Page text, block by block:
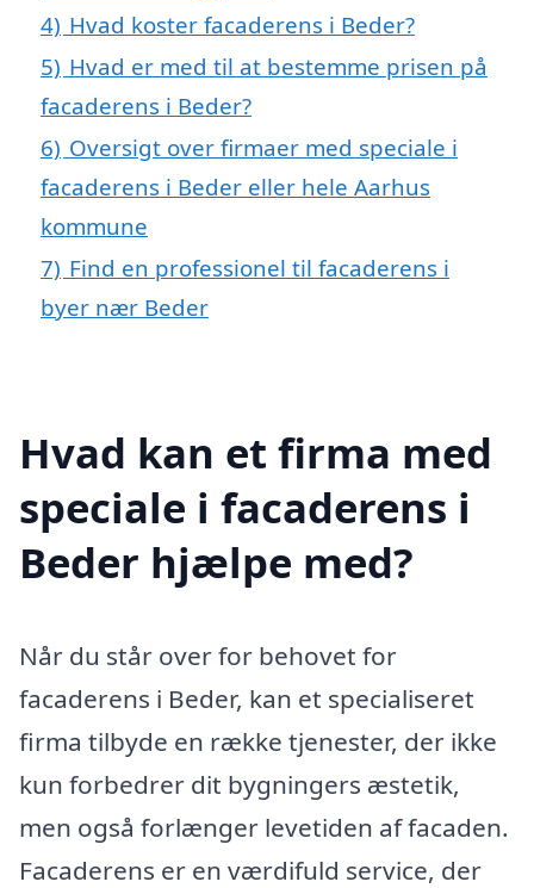
4) Hvad koster facaderens i Beder?
5) Hvad er med til at bestemme prisen på
facaderens i Beder?
6) Oversigt over firmaer med speciale i
facaderens i Beder eller hele Aarhus
kommune
7) Find en professionel til facaderens i
byer nær Beder
Hvad kan et firma med
speciale i facaderens i
Beder hjælpe med?
Når du står over for behovet for
facaderens i Beder, kan et specialiseret
firma tilbyde en række tjenester, der ikke
kun forbedrer dit bygningers æstetik,
men også forlænger levetiden af facaden.
Facaderens er en værdifuld service, der